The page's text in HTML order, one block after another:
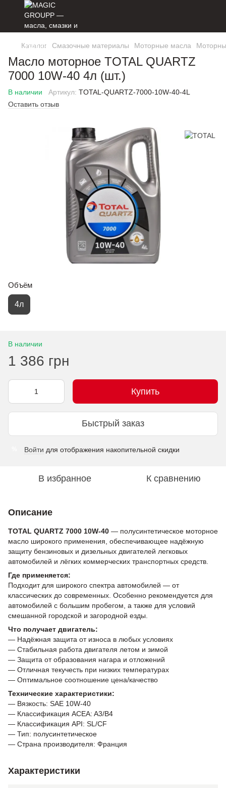
Каталог Смазочные материалы Моторные масла
Масло моторное TOTAL QUARTZ
7000 10W-40 4л (шт.)
В наличии Артикул: TOTAL-QUARTZ-7000-10W-40-4L
Оставить отзыв
Объём
4л
В наличии
1 386 грн
Купить
Быстрый заказ
Войти для отображения накопительной скидки
В избранное К сравнению
Описание
TOTAL QUARTZ 7000 10W-40 — полусинтетическое моторное
масло широкого применения, обеспечивающее надёжную
защиту бензиновых и дизельных двигателей легковых
автомобилей и лёгких коммерческих транспортных средств.
Где применяется:
Подходит для широкого спектра автомобилей — от
классических до современных. Особенно рекомендуется для
автомобилей с большим пробегом, а также для условий
смешанной городской и загородной езды.
Что получает двигатель:
— Надёжная защита от износа в любых условиях
— Стабильная работа двигателя летом и зимой
— Защита от образования нагара и отложений
— Отличная текучесть при низких температурах
— Оптимальное соотношение цена/качество
Технические характеристики:
— Вязкость: SAE 10W-40
— Классификация ACEA: A3/B4
— Классификация API: SL/CF
— Тип: полусинтетическое
— Страна производителя: Франция
Характеристики